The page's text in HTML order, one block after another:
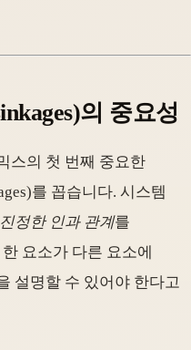
의 중요성
스의 첫 번째 중요한
를 꼽습니다. 시스템
진정한 인과 관계를
요소가 다른 요소에
설명할 수 있어야 한다고